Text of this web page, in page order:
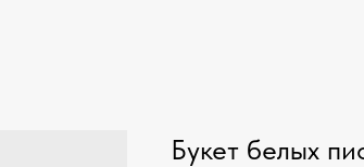
Букет белых